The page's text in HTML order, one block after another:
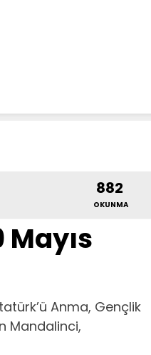
882
OKUNMA
Anma, Gençlik
Mandalinci,